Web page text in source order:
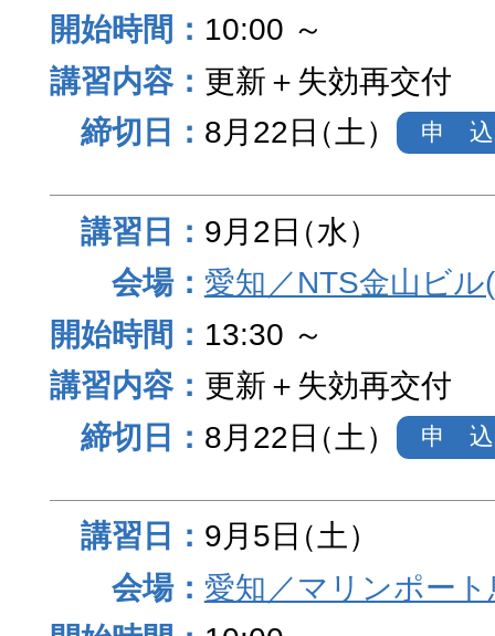
10:00 ～
更新＋失効再交付
8月22日（土） 申 込
9月2日（水）
愛知／NTS金山ビ
13:30 ～
更新＋失効再交付
8月22日（土） 申 込
9月5日（土）
愛知／マリンポート